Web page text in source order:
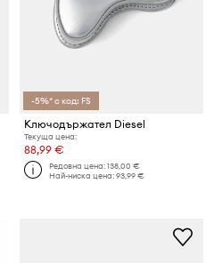
-5%* с код: FS
Ключодържател Diesel
Текуща цена:
88,99 €
Редовна цена:138,00 €
Най-ниска цена:93,99 €